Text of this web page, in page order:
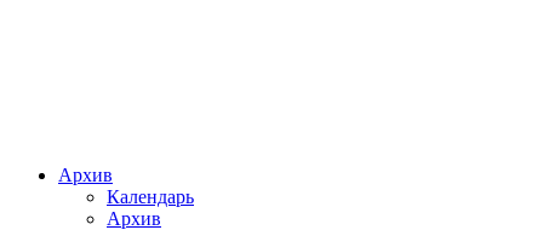
Архив
Календарь
Архив